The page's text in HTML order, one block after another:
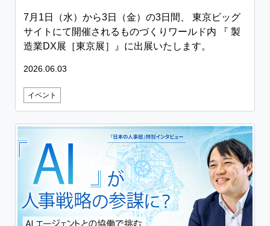
7月1日（水）から3日（金）の3日間、 東京ビッグ
サイトにて開催されるものづくりワールド内 『 製
造業DX展［東京展］』に出展いたします。
2026.06.03
イベント